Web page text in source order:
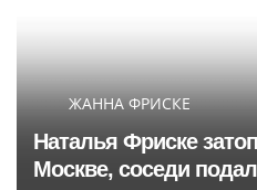
ЖАННА ФРИСКЕ
Наталья Фриске
Москве, соседи